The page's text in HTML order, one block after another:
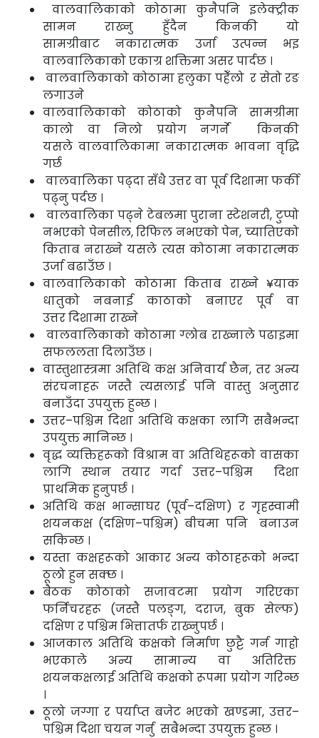
वालवालिकाको कोठामा कुनैपनि इलेक्ट्रीक
सामन राख्नु हुँदैन किनकी यो
सामग्रीबाटनकारात्मक उर्जा उत्पन्न भइ
वालवालिकाको एकाग्र शक्तिमा असर पार्दछ ।
वालवालिकाको कोठामा हलुका पहेँलो र सेतो रङ
लगाउने
वालवालिकाको कोठाको कुनैपनि सामग्रीमा
कालो वा निलो प्रयोग नगर्ने किनकी
यसले वालवालिकामा नकारात्मक भावना वृद्धि
गर्छ
वालवालिका पढ्दा सँधै उत्तर वा पूर्व दिशामा फर्की
पढ्नु पर्दछ ।
वालवालिका पढ्ने टेबलमा पुराना स्टेशनरी, टुप्पो
नभएको पेनसील, रिफिल नभएको पेन, च्यातिएको
किताब नराख्ने यसले त्यस कोठामा नकारात्मक
उर्जा बढाउँछ ।
वालवालिकाको कोठामा किताब राख्ने ¥याक
धातुको नबनाई काठाको बनाएर पूर्व वा
उत्तरदिशामा राख्ने
वालवालिकाको कोठामा ग्लोब राख्नाले पढाइमा
सफललता दिलाउँछ ।
वास्तुशास्त्रमा अतिथि कक्ष अनिवार्य छैन, तर अन्य
संरचनाहरू जस्तै त्यसलाई पनि वास्तु अनुसार
बनाउँदा उपयुक्त हुन्छ ।
उत्तर–पश्चिम दिशा अतिथि कक्षका लागि सबैभन्दा
उपयुक्त मानिन्छ ।
वृद्ध व्यक्तिहरूको विश्राम वा अतिथिहरूको वासका
लागि स्थान तयार गर्दा उत्तर–पश्चिम दिशा
प्राथमिक हुनुपर्छ ।
अतिथि कक्ष भान्साघर (पूर्व–दक्षिण) र गृहस्वामी
शयनकक्ष (दक्षिण–पश्चिम) बीचमा पनि बनाउन
सकिन्छ ।
यस्ता कक्षहरूको आकार अन्य कोठाहरूको भन्दा
ठूलो हुन सक्छ ।
बैठक कोठाको सजावटमा प्रयोग गरिएका
फर्निचरहरू (जस्तै पलङ्ग, दराज, बुक सेल्फ)
दक्षिण र पश्चिम भित्तातर्फ राख्नुपर्छ ।
आजकाल अतिथि कक्षको निर्माण छुट्टै गर्न गाह्रो
भएकाले अन्य सामान्य वा अतिरिक्त
शयनकक्षलाई अतिथि कक्षको रूपमा प्रयोग गरिन्छ
।
ठूलो जग्गा र पर्याप्त बजेट भएको खण्डमा, उत्तर–
पश्चिम दिशा चयन गर्नु सबैभन्दा उपयुक्त हुन्छ ।